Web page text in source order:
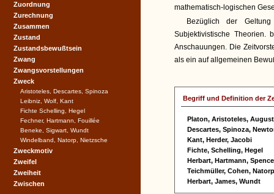
mathematisch-logischen
Bezüglich der
Subjektivistische Theorien.
Anschauungen. Die
als ein auf allgemeinen
Begriff und Definition der
Platon, Aristoteles,
Descartes, Spinoza,
Kant, Herder, Jacobi
Fichte, Schelling, Hegel
Herbart, Hartmann,
Teichmüller, Cohen, Natorp
Herbart, James, Wundt
Zuordnung
Zurechnung
Zusammen
Zustand
Zustandsbewußtsein
Zwang
Zwangsvorstellungen
Zweck
Aristoteles, Descartes, Spinoza
Leibniz, Wolf, Kant
Fichte Schelling, Hegel
Fechner, Hartmann, Fouillée
Beneke, Sigwart, Wundt
Windelband, Natorp, Nietzsche
Zweckmotiv
Zweifel
Zweiheit
Zwischen